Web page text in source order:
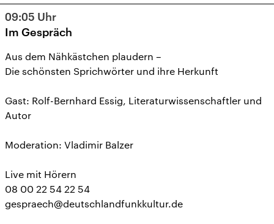
09:05 Uhr
Im Gespräch
Aus dem Nähkästchen plaudern –
Die schönsten Sprichwörter und ihre Herkunft
Gast: Rolf-Bernhard Essig, Literaturwissenschaftler und
Autor
Moderation: Vladimir Balzer
Live mit Hörern
08 00 22 54 22 54
gespraech@deutschlandfunkkultur.de